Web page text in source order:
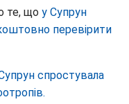
те, що у Супрун
перевірити
спростувала